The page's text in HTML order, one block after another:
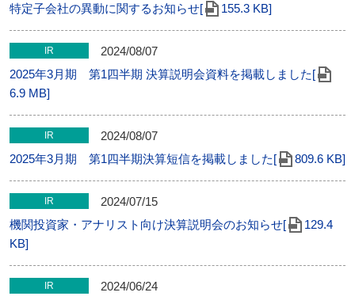
特定子会社の異動に関するお知らせ[
155.3 KB]
IR
2024/08/07
2025年3月期 第1四半期 決算説明会資料を掲載しました[
6.9 MB]
IR
2024/08/07
2025年3月期 第1四半期決算短信を掲載しました[
809.6 KB]
IR
2024/07/15
機関投資家・アナリスト向け決算説明会のお知らせ[
129.4
KB]
IR
2024/06/24